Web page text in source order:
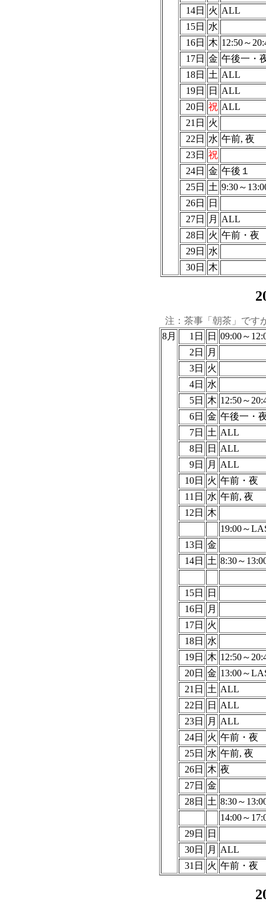
14日
火 ALL
15日
水
16日
木 12:50～
17日 金 午後一・
18日
土 ALL
19日
日
ALL
20日 祝 ALL
21日
火
22日
水 午前, 夜
23日 祝
24日 金 午後１
25日
土 9:30～
26日
日
27日
月
ALL
28日
火 午前・夜
29日
水
30日
木
注：茶事「朝茶」です
8月
1日 日 09:00～
2日
月
3日
火
4日
水
5日
木 12:50～
6日 金 午後一・
7日
土 ALL
8日
日
ALL
9日
月
ALL
10日
火 午前・夜
11日
水 午前, 夜
12日
木
19:00～
13日 金
14日
土 8:30～
15日
日
16日
月
17日
火
18日
水
19日
木 12:50～
20日 金 13:00～
21日
土 ALL
22日
日
ALL
23日
月
ALL
24日
火 午前・夜
25日
水 午前, 夜
26日
木 夜
27日 金
28日
土 8:30～
14:00～
29日
日
30日
月
ALL
31日
火 午前・夜